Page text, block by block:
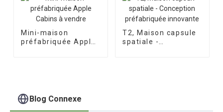
Mini-maison
préfabriquée Apple
T2, Maison capsule
spatiale -
Blog Connexe